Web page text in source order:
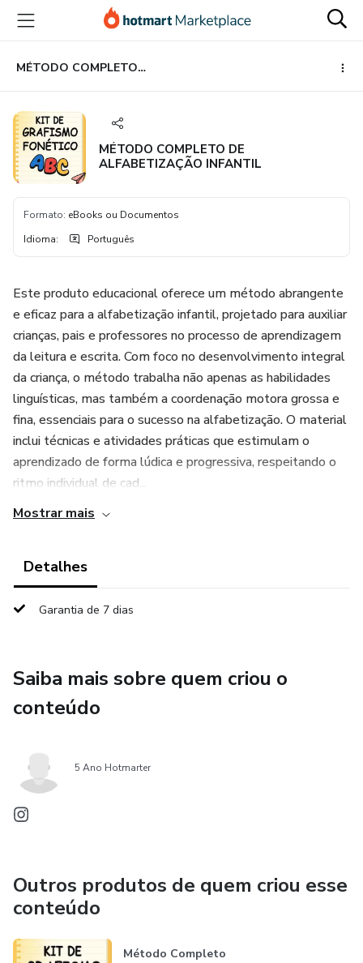
para
conteúdo
principal
para
pagamento
para
rodapé
MÉTODO COMPLETO DE ALFABETIZAÇÃO INFANTIL
MÉTODO COMPLETO DE
ALFABETIZAÇÃO INFANTIL
Formato: eBooks ou Documentos
Idioma: Português
Este produto educacional oferece um método abrangente
e eficaz para a alfabetização infantil, projetado para auxiliar
crianças, pais e professores no processo de aprendizagem
da leitura e escrita. Com foco no desenvolvimento integral
da criança, o método trabalha não apenas as habilidades
linguísticas, mas também a coordenação motora grossa e
fina, essenciais para o sucesso na alfabetização. O material
inclui técnicas e atividades práticas que estimulam o
aprendizado de forma lúdica e progressiva, respeitando o
ritmo individual de cad...
Mostrar mais
Detalhes
Garantia de 7 dias
Saiba mais sobre quem criou o
conteúdo
5 Ano Hotmarter
Outros produtos de quem criou esse
conteúdo
Método Completo